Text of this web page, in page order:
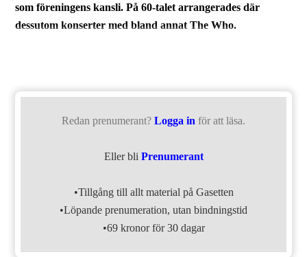
som föreningens kansli. På 60-talet arrangerades där
dessutom konserter med bland annat The Who.
Redan prenumerant? Logga in för att läsa.
Eller bli Prenumerant
•Tillgång till allt material på Gasetten
•Löpande prenumeration, utan bindningstid
•69 kronor för 30 dagar